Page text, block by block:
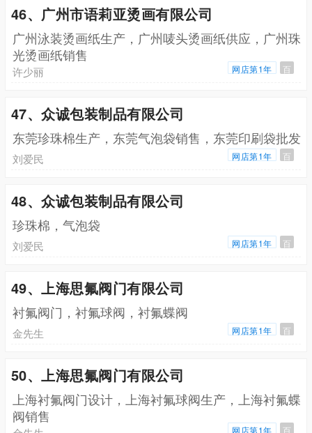
46、广州市语莉亚烫画有限公司
广州泳装烫画纸生产，广州唛头烫画纸供应，广州珠
光烫画纸销售
许少丽 网店第1年 百
47、众诚包装制品有限公司
东莞珍珠棉生产，东莞气泡袋销售，东莞印刷袋批发
刘爱民 网店第1年 百
48、众诚包装制品有限公司
珍珠棉，气泡袋
刘爱民 网店第1年 百
49、上海思氟阀门有限公司
衬氟阀门，衬氟球阀，衬氟蝶阀
金先生 网店第1年 百
50、上海思氟阀门有限公司
上海衬氟阀门设计，上海衬氟球阀生产，上海衬氟蝶
阀销售
网店第1年 百